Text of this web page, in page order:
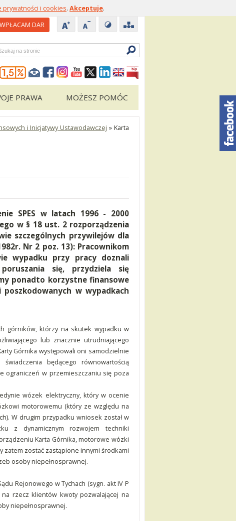
prywatności i cookies. Akceptuje.
WPŁACAM DAR
PRAWA MOŻESZ POMÓC
i Inicjatywy Ustawodawczej »Karta
SPES w latach 1996 - 2000
w § 18 ust. 2 rozporządzenia
szczególnych przywilejów dla
Nr 2 poz. 13): Pracownikom
wypadku przy pracy doznali
się, przydziela się
ponadto korzystne finansowe
w wypadkach
górników, którzy na skutek wypadku w
lub znacznie utrudniającego
Górnika występowali oni samodzielnie
będącego równowartością
ograniczeń w przemieszczaniu się poza
wózek elektryczny, który w ocenie
motorowemu (który ze względu na
W drugim przypadku wniosek został w
z dynamicznym rozwojem techniki
Karta Górnika, motorowe wózki
zostać zastąpione innymi środkami
osoby niepełnosprawnej.
Rejonowego w Tychach (sygn. akt IV P
rzecz klientów kwoty pozwalającej na
niepełnosprawnej.